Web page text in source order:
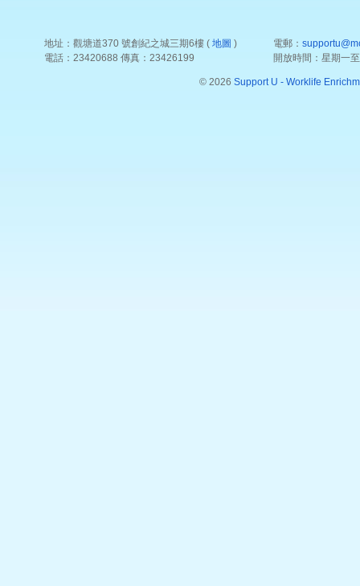
地址：觀塘道370 號創紀之城三期6樓 ( 地圖 )
電話：23420688 傳真：23426199
電郵：
開放時間：星期一
© 2026 Support U - Worklife